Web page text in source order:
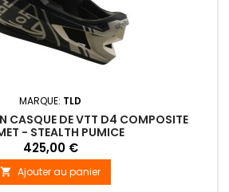
MARQUE: TLD
CASQUE DE VTT D4 COMPOSITE
- STEALTH PUMICE
425,00 €
 Ajouter au panier